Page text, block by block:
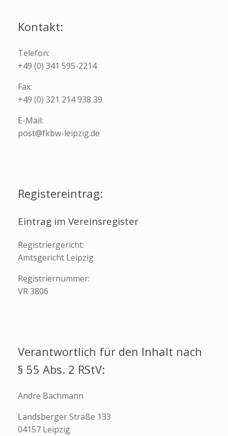
Kontakt:
Telefon:
+49 (0) 341 595-2214
Fax:
+49 (0) 321 214 938 39
E-Mail:
post@fkbw-leipzig.de
Registereintrag:
Eintrag im Vereinsregister
Registriergericht:
Amtsgericht Leipzig
Registriernummer:
VR 3806
Verantwortlich für den Inhalt nach
§ 55 Abs. 2 RStV:
Andre Bachmann
Landsberger Straße 133
04157 Leipzig